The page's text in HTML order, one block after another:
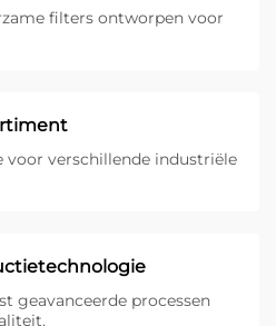
filters ontworpen voor
voor verschillende industriële
geavanceerde processen